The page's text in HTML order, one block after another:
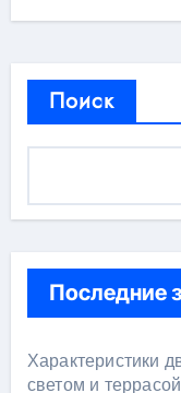
Поиск
Последние
Характеристики
светом и